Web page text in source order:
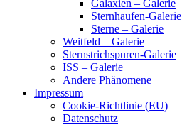
Galaxien – Galerie
Sternhaufen-Galerie
Sterne – Galerie
Weitfeld – Galerie
Sternstrichspuren-Galerie
ISS – Galerie
Andere Phänomene
Impressum
Cookie-Richtlinie (EU)
Datenschutz